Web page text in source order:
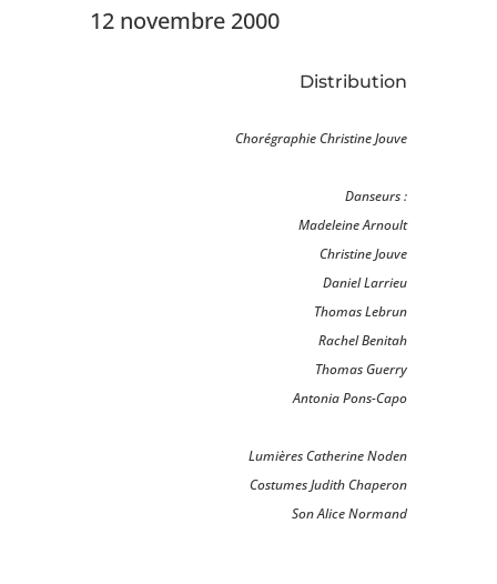
12 novembre 2000
Distribution
Chorégraphie Christine Jouve
Danseurs :
Madeleine Arnoult
Christine Jouve
Daniel Larrieu
Thomas Lebrun
Rachel Benitah
Thomas Guerry
Antonia Pons-Capo
Lumières Catherine Noden
Costumes Judith Chaperon
Son Alice Normand